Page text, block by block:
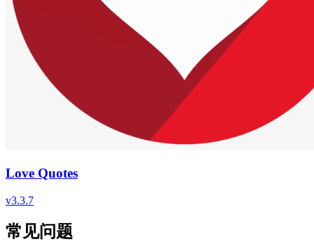
Love Quotes
v3.3.7
常见问题